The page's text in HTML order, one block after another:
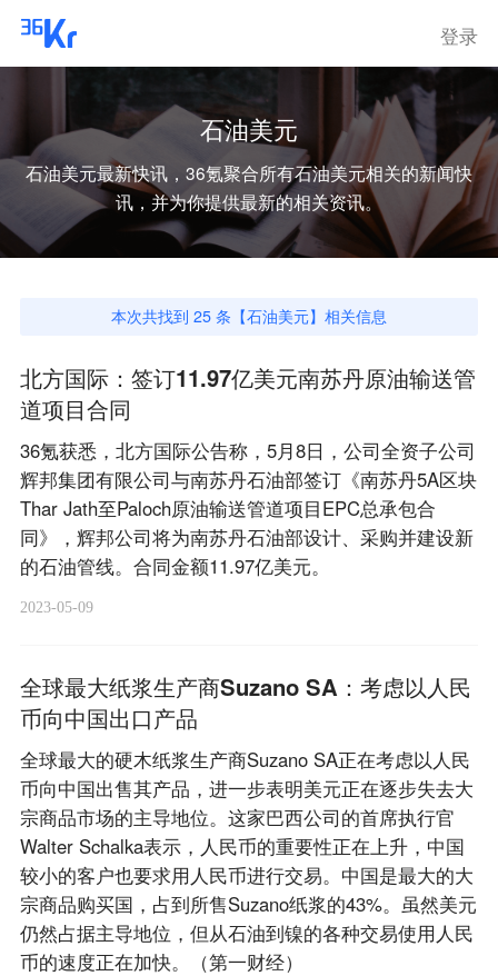
登录
石油美元
石油美元最新快讯，36氪聚合所有石油美元相关的新闻快
讯，并为你提供最新的相关资讯。
本次共找到 25 条【石油美元】相关信息
北方国际：签订11.97亿美元南苏丹原油输送管
道项目合同
36氪获悉，北方国际公告称，5月8日，公司全资子公司
辉邦集团有限公司与南苏丹石油部签订《南苏丹5A区块
Thar Jath至Paloch原油输送管道项目EPC总承包合
同》，辉邦公司将为南苏丹石油部设计、采购并建设新
的石油管线。合同金额11.97亿美元。
2023-05-09
全球最大纸浆生产商Suzano SA：考虑以人民
币向中国出口产品
全球最大的硬木纸浆生产商Suzano SA正在考虑以人民
币向中国出售其产品，进一步表明美元正在逐步失去大
宗商品市场的主导地位。这家巴西公司的首席执行官
Walter Schalka表示，人民币的重要性正在上升，中国
较小的客户也要求用人民币进行交易。中国是最大的大
宗商品购买国，占到所售Suzano纸浆的43%。虽然美元
仍然占据主导地位，但从石油到镍的各种交易使用人民
币的速度正在加快。（第一财经）